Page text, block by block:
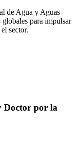
de Agua y Aguas
para impulsar
sector.
Doctor por la